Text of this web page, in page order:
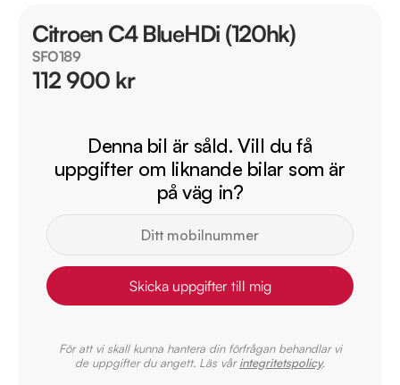
Citroen C4 BlueHDi (120hk)
SFO189
112 900 kr
Denna bil är såld. Vill du få
uppgifter om liknande bilar som är
på väg in?
Skicka uppgifter till mig
För att vi skall kunna hantera din förfrågan behandlar vi
de uppgifter du angett. Läs vårintegritetspolicy.